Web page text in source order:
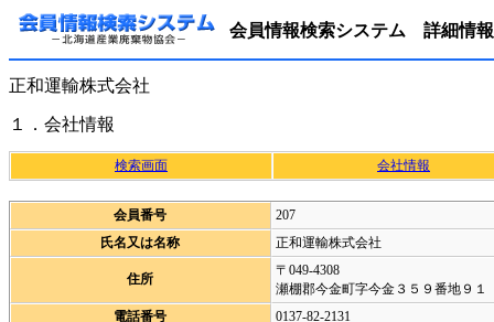
会員情報検索システム 詳細情報
正和運輸株式会社
１．会社情報
検索画面 会社情報
会員番号
207
氏名又は名称
正和運輸株式会社
住所
〒049-4308
瀬棚郡今金町字今金３５９番地９１
電話番号
0137-82-2131